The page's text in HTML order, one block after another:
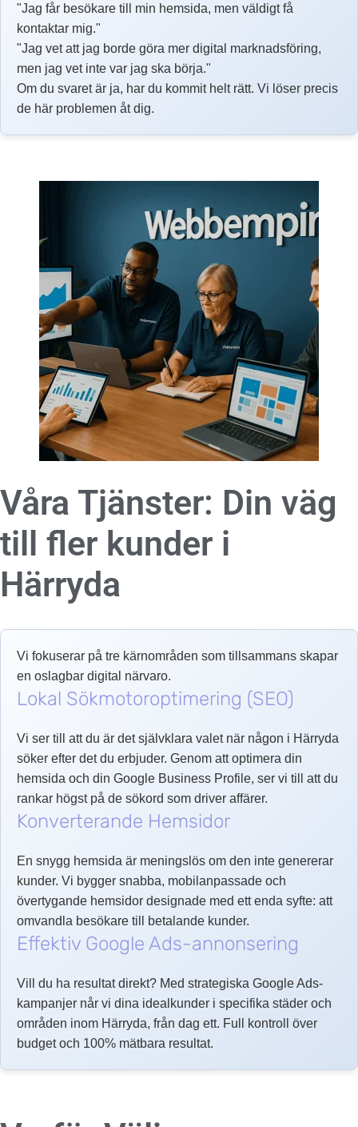
"Jag får besökare till min hemsida, men väldigt få
kontaktar mig."
"Jag vet att jag borde göra mer digital marknadsföring,
men jag vet inte var jag ska börja."
Om du svaret är ja, har du kommit helt rätt. Vi löser precis
de här problemen åt dig.
Våra Tjänster: Din väg
till fler kunder i
Härryda
Vi fokuserar på tre kärnområden som tillsammans skapar
en oslagbar digital närvaro.
Lokal Sökmotoroptimering (SEO)
Vi ser till att du är det självklara valet när någon i Härryda
söker efter det du erbjuder. Genom att optimera din
hemsida och din Google Business Profile, ser vi till att du
rankar högst på de sökord som driver affärer.
Konverterande Hemsidor
En snygg hemsida är meningslös om den inte genererar
kunder. Vi bygger snabba, mobilanpassade och
övertygande hemsidor designade med ett enda syfte: att
omvandla besökare till betalande kunder.
Effektiv Google Ads-annonsering
Vill du ha resultat direkt? Med strategiska Google Ads-
kampanjer når vi dina idealkunder i specifika städer och
områden inom Härryda, från dag ett. Full kontroll över
budget och 100% mätbara resultat.